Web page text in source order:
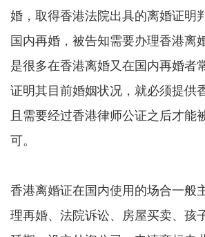
婚，取得香港法院出具的离婚证明
国内再婚，被告知需要办理香港离
是很多在香港离婚又在国内再婚者
证明其目前婚姻状况，就必须提供
且需要经过香港律师公证之后才能
可。
香港离婚证在国内使用的场合一般
理再婚、法院诉讼、房屋买卖、孩